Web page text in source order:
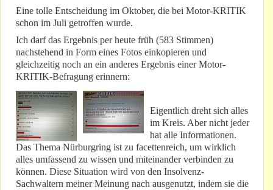
Eine tolle Entscheidung im Oktober, die bei Motor-KRITIK
schon im Juli getroffen wurde.
Ich darf das Ergebnis per heute früh (583 Stimmen)
nachstehend in Form eines Fotos einkopieren und
gleichzeitig noch an ein anderes Ergebnis einer Motor-
KRITIK-Befragung erinnern:
Eigentlich dreht sich alles
im Kreis. Aber nicht jeder
hat alle Informationen.
Das Thema Nürburgring ist zu facettenreich, um wirklich
alles umfassend zu wissen und miteinander verbinden zu
können. Diese Situation wird von den Insolvenz-
Sachwaltern meiner Meinung nach ausgenutzt, indem sie die